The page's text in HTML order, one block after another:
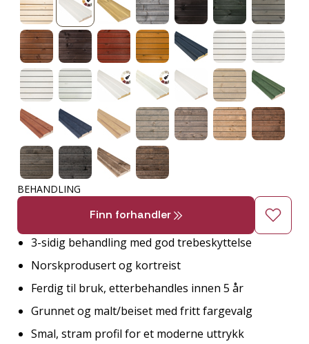
BEHANDLING
Finn forhandler
3-sidig behandling med god trebeskyttelse
Norskprodusert og kortreist
Ferdig til bruk, etterbehandles innen 5 år
Grunnet og malt/beiset med fritt fargevalg
Smal, stram profil for et moderne uttrykk